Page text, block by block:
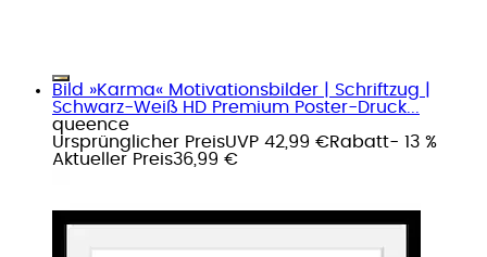
Bild »Karma« Motivationsbilder | Schriftzug |
Schwarz-Weiß HD Premium Poster-Druck...
queence
Ursprünglicher PreisUVP 42,99 €Rabatt- 13 %
Aktueller Preis36,99 €